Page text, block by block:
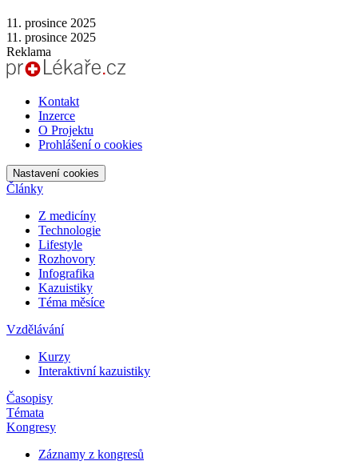
11. prosince 2025
11. prosince 2025
Reklama
Kontakt
Inzerce
O Projektu
Prohlášení o cookies
Nastavení cookies
Články
Z medicíny
Technologie
Lifestyle
Rozhovory
Infografika
Kazuistiky
Téma měsíce
Vzdělávání
Kurzy
Interaktivní kazuistiky
Časopisy
Témata
Kongresy
Záznamy z kongresů